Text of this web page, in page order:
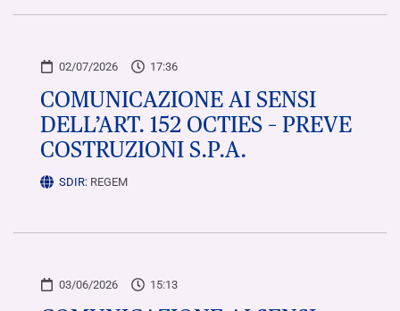
02/07/2026 17:36
COMUNICAZIONE AI SENSI
DELL’ART. 152 OCTIES – PREVE
COSTRUZIONI S.P.A.
SDIR: REGEM
03/06/2026 15:13